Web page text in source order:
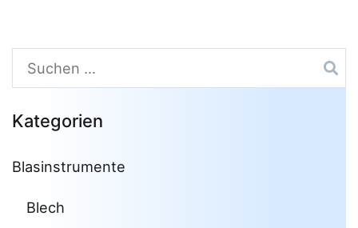
Suchen
nach:
Kategorien
Blasinstrumente
Blech